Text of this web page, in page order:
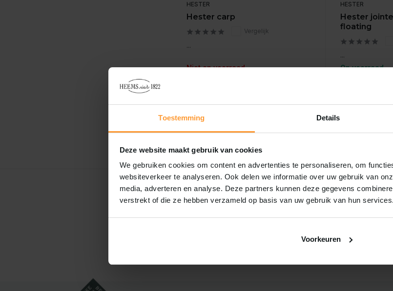
Toestemming Details
Deze website maakt gebruik van cookies
We gebruiken cookies om content en advertenties te personaliseren, om
websiteverkeer te analyseren. Ook delen we informatie over uw gebruik van
media, adverteren en analyse. Deze partners kunnen deze gegevens
verstrekt of die ze hebben verzameld op basis van uw gebruik van hun services.
Voorkeuren
HESTER
Hester carp
Vergelijk
...
Niet op voorraad
HESTER
Hester
floating
...
Op voorraad
Mis nooit meer
Schrijf je nu in voor onze nieuwsbrief